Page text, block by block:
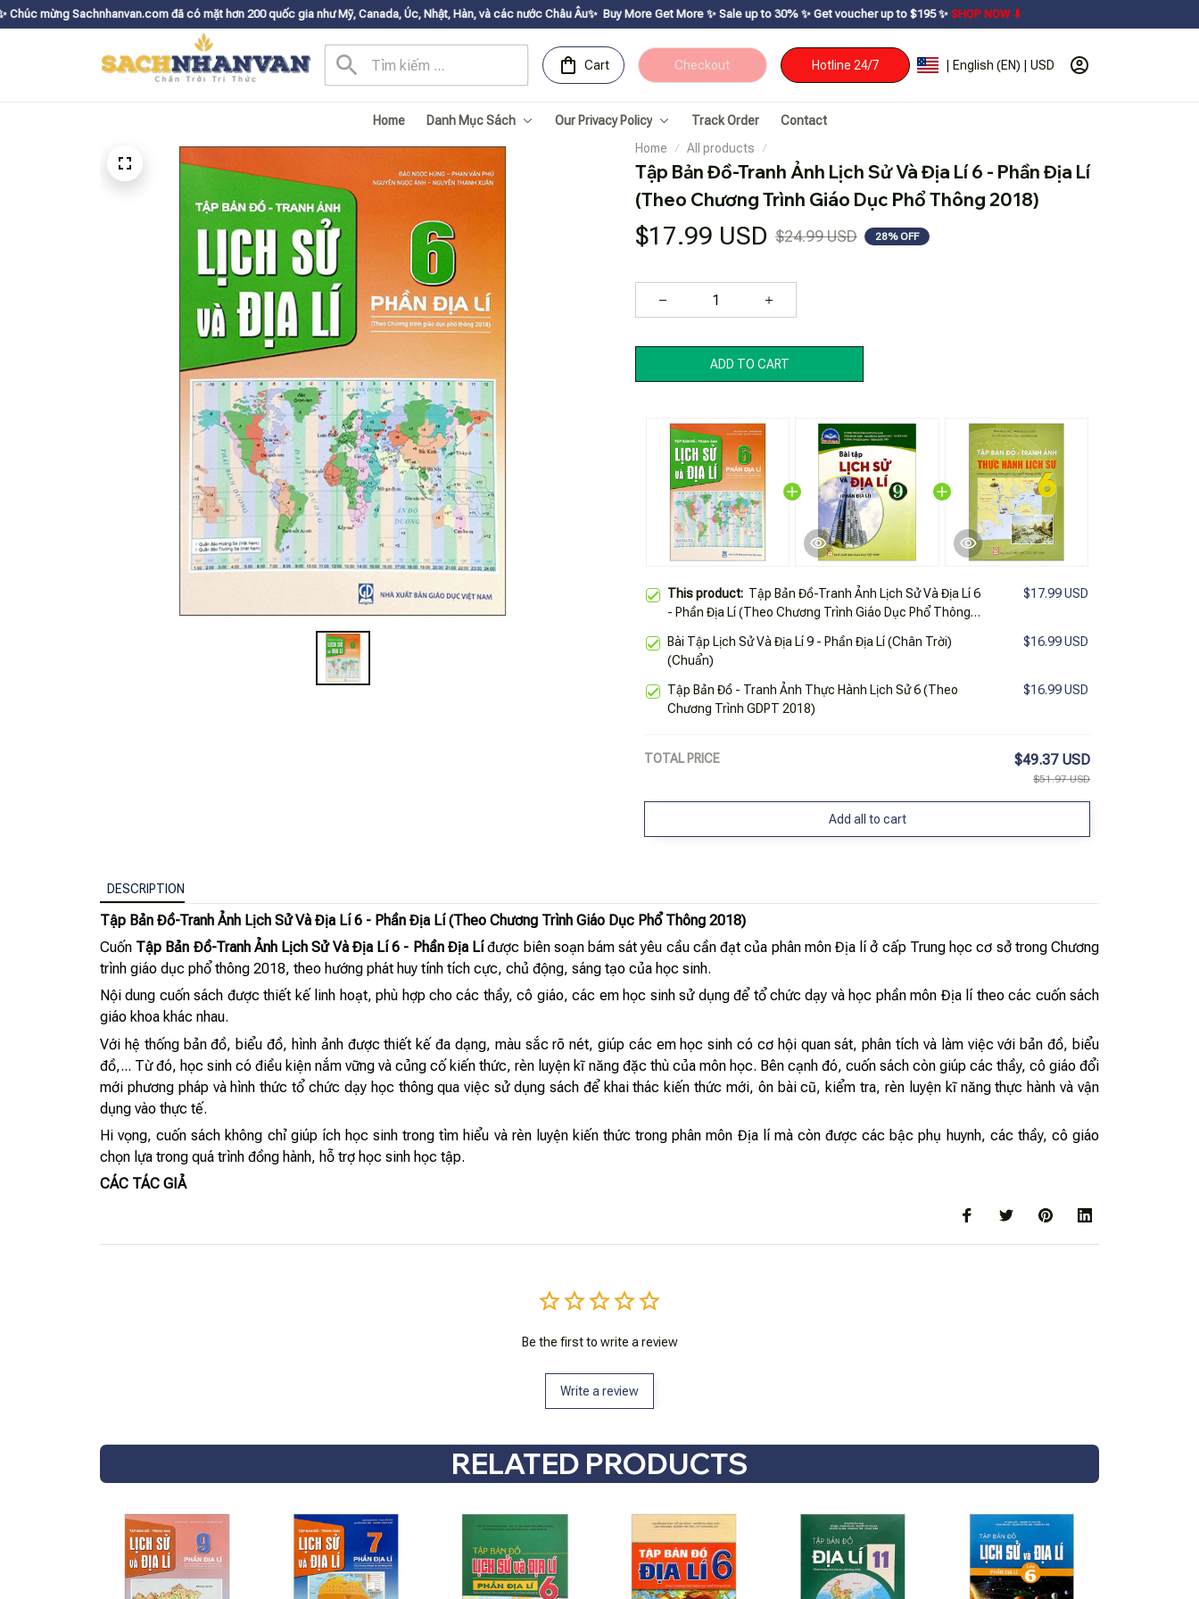
đã có mặt hơn 200 quốc gia như Mỹ, Canada, Úc, Nhật, Hàn, và các nước Châu Âu✨ Buy More Get Moreㅤ ✨ㅤ Sale up to 30% ㅤ✨ㅤ Get voucher up to $195ㅤ ✨ㅤSHOP NOW ⬇
Cart Checkout Hotline 24/7 | English (EN) | USD
Home Danh Mục Sách Our Privacy Policy Track Order
Contact
Home
All products
Tập Bản Đồ-Tranh Ảnh Lịch Sử Và Địa Lí 6 - Phần Địa Lí
(Theo Chương Trình Giáo Dục Phổ Thông 2018)
$17.99 USD $24.99 USD 28% OFF
ADD TO CART
This product: Tập Bản Đồ-Tranh Ảnh Lịch Sử Và Địa Lí 6
- Phần Địa Lí (Theo Chương Trình Giáo Dục Phổ Thông
$17.99 USD
Bài Tập Lịch Sử Và Địa Lí 9 - Phần Địa Lí (Chân Trời)
(Chuẩn)
$16.99 USD
Tập Bản Đồ - Tranh Ảnh Thực Hành Lịch Sử 6 (Theo
Chương Trình GDPT 2018)
$16.99 USD
TOTAL PRICE $49.37 USD
$51.97 USD
Add all to cart
DESCRIPTION
Tập Bản Đồ-Tranh Ảnh Lịch Sử Và Địa Lí 6 - Phần Địa Lí (Theo Chương Trình Giáo Dục Phổ Thông 2018)
Cuốn Tập Bản Đồ-Tranh Ảnh Lịch Sử Và Địa Lí 6 - Phần Địa Líđược biên soạn bám sát yêu cầu cần đạt của phân môn Địa lí ở cấp Trung học cơ sở trong Chương
trình giáo dục phổ thông 2018, theo hướng phát huy tính tích cực, chủ động, sáng tạo của học sinh.
Nội dung cuốn sách được thiết kế linh hoạt, phù hợp cho các thầy, cô giáo, các em học sinh sử dụng để tổ chức dạy và học phần môn Địa lí theo các cuốn sách
giáo khoa khác nhau.
Với hệ thống bản đồ, biểu đồ, hình ảnh được thiết kế đa dạng, màu sắc rõ nét, giúp các em học sinh có cơ hội quan sát, phân tích và làm việc với bản đồ, biểu
đồ,... Từ đó, học sinh có điều kiện nắm vững và củng cố kiến thức, rèn luyện kĩ năng đặc thù của môn học. Bên cạnh đó, cuốn sách còn giúp các thầy, cô giáo đổi
mới phương pháp và hình thức tổ chức dạy học thông qua việc sử dụng sách để khai thác kiến thức mới, ôn bài cũ, kiểm tra, rèn luyện kĩ năng thực hành và vận
dụng vào thực tế.
Hi vọng, cuốn sách không chỉ giúp ích học sinh trong tìm hiểu và rèn luyện kiến thức trong phân môn Địa lí mà còn được các bậc phụ huynh, các thầy, cô giáo
chọn lựa trong quá trình đồng hành, hỗ trợ học sinh học tập.
CÁC TÁC GIẢ
Be the first to write a review
Write a review
RELATED PRODUCTS